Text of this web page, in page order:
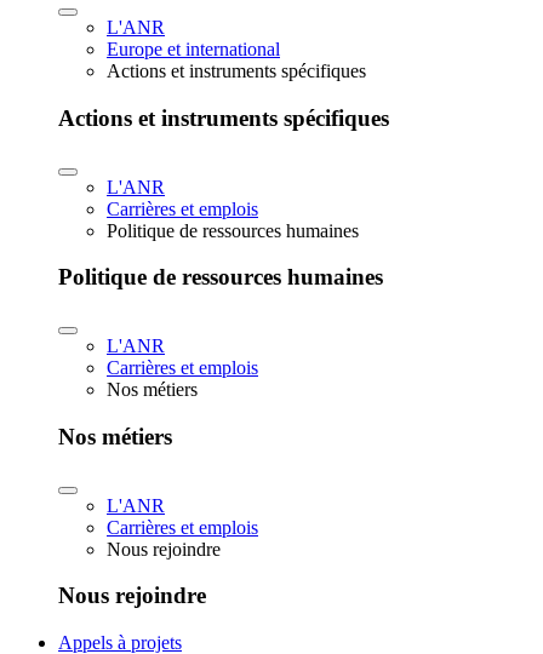
L'ANR
Europe et international
Actions et instruments spécifiques
Actions et instruments spécifiques
L'ANR
Carrières et emplois
Politique de ressources humaines
Politique de ressources humaines
L'ANR
Carrières et emplois
Nos métiers
Nos métiers
L'ANR
Carrières et emplois
Nous rejoindre
Nous rejoindre
Appels à projets